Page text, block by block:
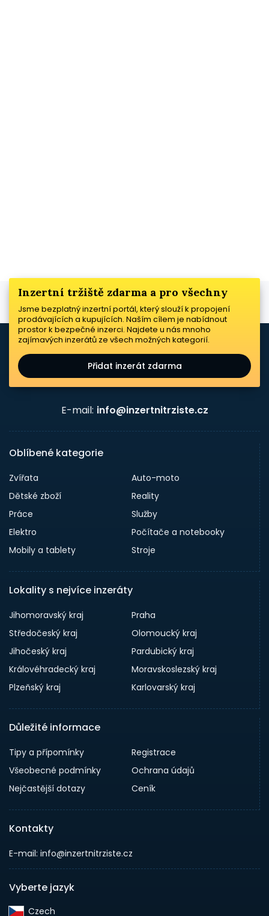
Inzertní tržiště zdarma a pro všechny
Jsme bezplatný inzertní portál, který slouží k propojení
prodávajících a kupujících. Naším cílem je nabídnout
prostor k bezpečné inzerci. Najdete u nás mnoho
zajímavých inzerátů ze všech možných kategorií.
Přidat inzerát zdarma
E-mail: info@inzertnitrziste.cz
Oblíbené kategorie
Zvířata
Auto-moto
Dětské zboží
Reality
Práce
Služby
Elektro
Počítače a notebooky
Mobily a tablety
Stroje
Lokality s nejvíce inzeráty
Jihomoravský kraj
Praha
Středočeský kraj
Olomoucký kraj
Jihočeský kraj
Pardubický kraj
Královéhradecký kraj
Moravskoslezský kraj
Plzeňský kraj
Karlovarský kraj
Důležité informace
Tipy a přípomínky
Registrace
Všeobecné podmínky
Ochrana údajů
Nejčastější dotazy
Ceník
Kontakty
E-mail: info@inzertnitrziste.cz
Vyberte jazyk
Czech‎